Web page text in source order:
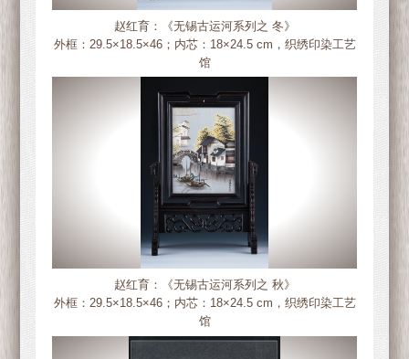
赵红育：《无锡古运河系列之 冬》
外框：29.5×18.5×46；内芯：18×24.5 cm，织绣印染工艺
馆
赵红育：《无锡古运河系列之 秋》
外框：29.5×18.5×46；内芯：18×24.5 cm，织绣印染工艺
馆